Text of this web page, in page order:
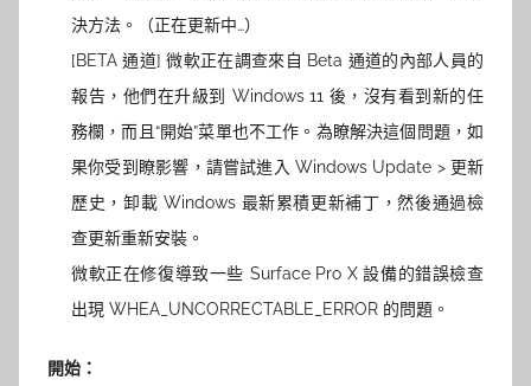
決方法。（正在更新中…）
[BETA 通道] 微軟正在調查來自 Beta 通道的內部人員的
報告，他們在升級到 Windows 11 後，沒有看到新的任
務欄，而且“開始”菜單也不工作。為瞭解決這個問題，如
果你受到瞭影響，請嘗試進入 Windows Update > 更新
歷史，卸載 Windows 最新累積更新補丁，然後通過檢
查更新重新安裝。
微軟正在修復導致一些 Surface Pro X 設備的錯誤檢查
出現 WHEA_UNCORRECTABLE_ERROR 的問題。
開始：